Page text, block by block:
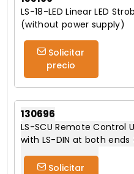
LS-18-LED Linear LED
(without power supply)
precio
130696
LS-SCU Remote Control
with LS-DIN at both ends